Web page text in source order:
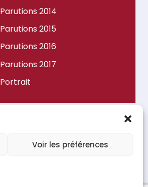
Voir les préférences
Parutions 2014
Parutions 2015
Parutions 2016
Parutions 2017
Portrait